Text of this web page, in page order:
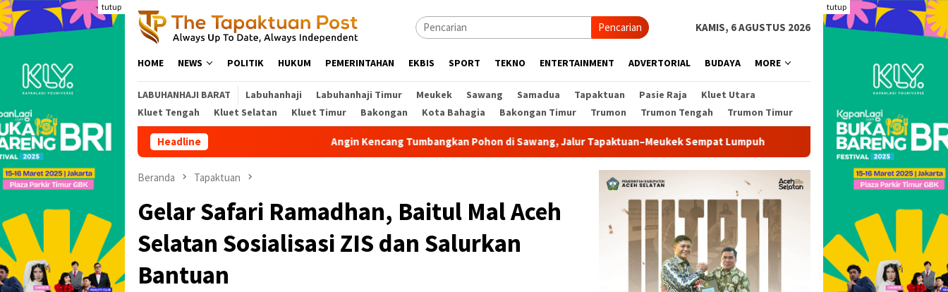
Loncat
ke
konten
tutup tutup
Pencarian KAMIS, 6 AGUSTUS 2026
HOME NEWS POLITIK HUKUM PEMERINTAHAN EKBIS SPORT TEKNO ENTERTAINMENT ADVERTORIAL BUDAYA MORE
LABUHANHAJI BARAT Labuhanhaji Labuhanhaji Timur Meukek Sawang Samadua Tapaktuan Pasie Raja
Kluet Utara
Kluet Tengah
Kluet Selatan Kluet Timur Bakongan Kota Bahagia Bakongan Timur Trumon Trumon Tengah Trumon Timur
Headline Angin Kencang Tumbangkan Pohon di Sawang, Jalur Tapaktuan–Meukek Sempat Lumpuh Pemkab Aceh Selatan Terima Bantuan Excavator dari
Beranda Tapaktuan
Gelar Safari Ramadhan, Baitul Mal Aceh
Selatan Sosialisasi ZIS dan Salurkan
Bantuan